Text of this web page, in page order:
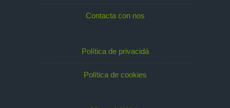
Contacta con nos
Política de privacidá
Política de cookies